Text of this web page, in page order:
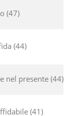
47
44
nel presente 44
41